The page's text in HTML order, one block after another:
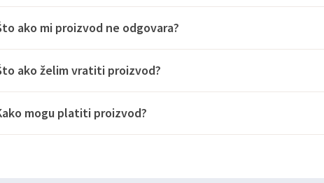
ako mi proizvod ne odgovara?
ako želim vratiti proizvod?
mogu platiti proizvod?